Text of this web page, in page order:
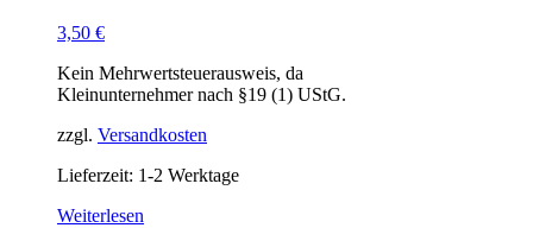
3,50 €
Kein Mehrwertsteuerausweis, da
Kleinunternehmer nach §19 (1) UStG.
zzgl. Versandkosten
Lieferzeit: 1-2 Werktage
Weiterlesen